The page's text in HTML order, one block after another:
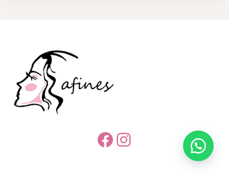
Facebook
Instagram